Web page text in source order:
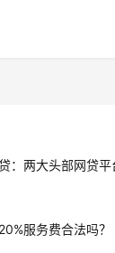
：两大头部网贷平
服务费合法吗？